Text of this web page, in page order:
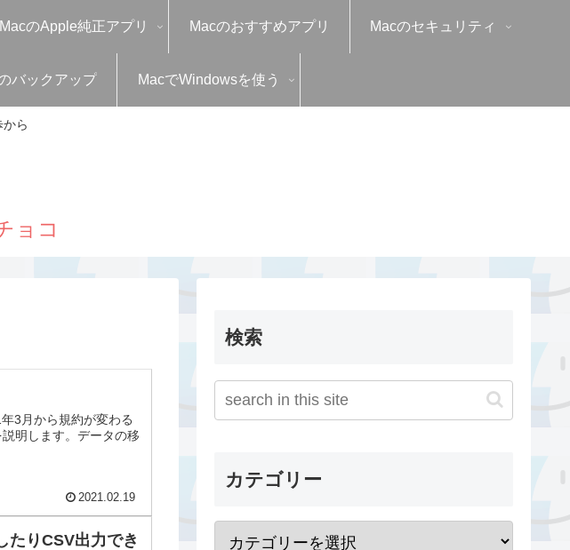
ら
MacのApple純正アプリ Macのおすすめアプリ Macのセキュリティ
バックアップ MacでWindowsを使う
3月から規約が変わる
明します。データの移
2021.02.19
たりCSV出力でき
検索
カテゴリー